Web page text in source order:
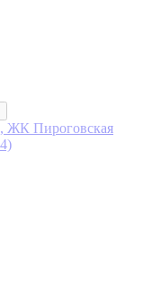
ЖК Пироговская